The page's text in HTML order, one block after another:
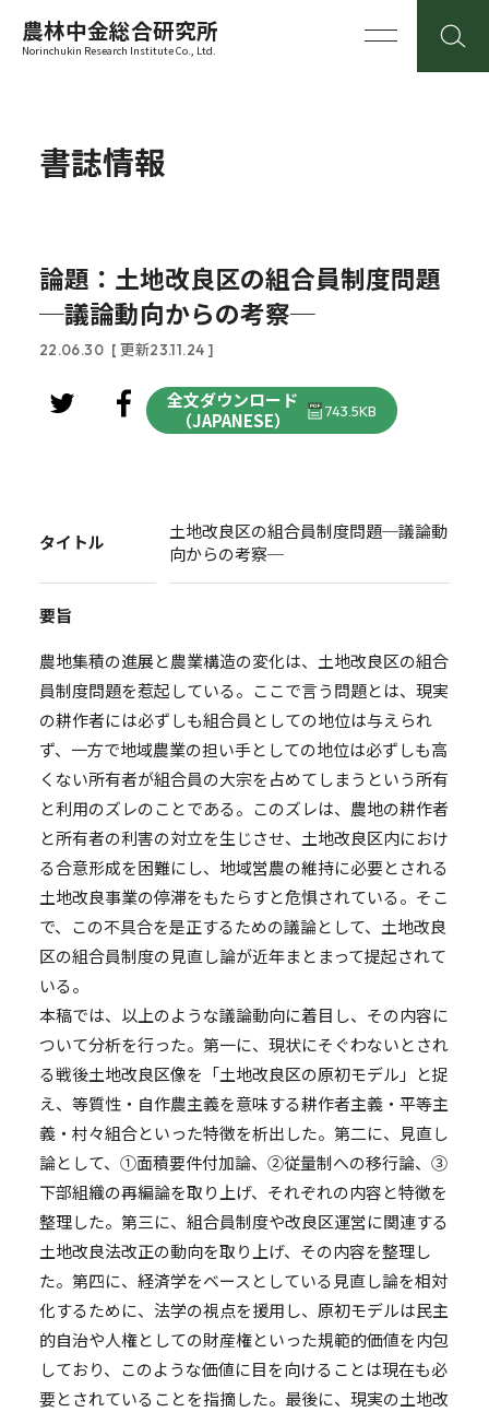
農林中金総合研究所
Norinchukin Research Institute Co., Ltd.
書誌情報
論題：土地改良区の組合員制度問題
─議論動向からの考察─
22.06.30 [ 更新23.11.24 ]
全文ダウンロード
（JAPANESE）
743.5KB
タイトル
土地改良区の組合員制度問題─議論動
向からの考察─
要旨
農地集積の進展と農業構造の変化は、土地改良区の組合
員制度問題を惹起している。ここで言う問題とは、現実
の耕作者には必ずしも組合員としての地位は与えられ
ず、一方で地域農業の担い手としての地位は必ずしも高
くない所有者が組合員の大宗を占めてしまうという所有
と利用のズレのことである。このズレは、農地の耕作者
と所有者の利害の対立を生じさせ、土地改良区内におけ
る合意形成を困難にし、地域営農の維持に必要とされる
土地改良事業の停滞をもたらすと危惧されている。そこ
で、この不具合を是正するための議論として、土地改良
区の組合員制度の見直し論が近年まとまって提起されて
いる。
本稿では、以上のような議論動向に着目し、その内容に
ついて分析を行った。第一に、現状にそぐわないとされ
る戦後土地改良区像を「土地改良区の原初モデル」と捉
え、等質性・自作農主義を意味する耕作者主義・平等主
義・村々組合といった特徴を析出した。第二に、見直し
論として、①面積要件付加論、②従量制への移行論、③
下部組織の再編論を取り上げ、それぞれの内容と特徴を
整理した。第三に、組合員制度や改良区運営に関連する
土地改良法改正の動向を取り上げ、その内容を整理し
た。第四に、経済学をベースとしている見直し論を相対
化するために、法学の視点を援用し、原初モデルは民主
的自治や人権としての財産権といった規範的価値を内包
しており、このような価値に目を向けることは現在も必
要とされていることを指摘した。最後に、現実の土地改